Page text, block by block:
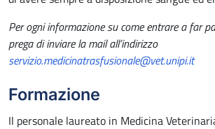
Per ogni informazione su come entrare a far
prega di inviare la mail all’indirizzo
servizio.medicinatrasfusionale@vet.unipi.it
Formazione
Il personale laureato in Medicina